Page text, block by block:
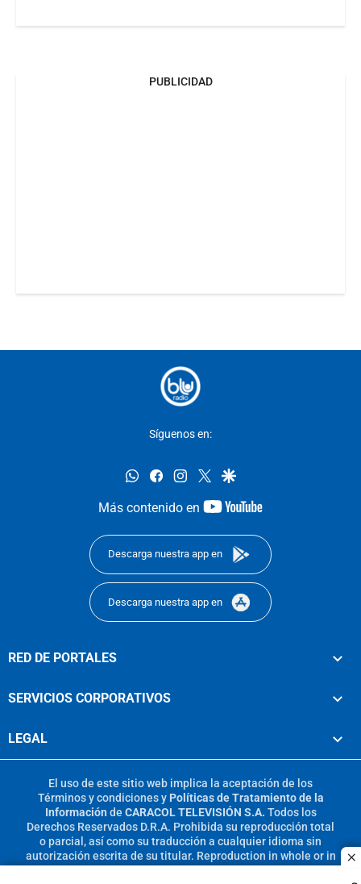
PUBLICIDAD
Síguenos en:
whatsappfacebookinstagram
twittergoogle
Más contenido en
youtube-
Descarga nuestra app en
Descarga nuestra app en
RED DE PORTALES
SERVICIOS CORPORATIVOS
LEGAL
El uso de este sitio web implica la aceptación de los
Términos y condicionesy Políticas de Tratamiento de la
Información de CARACOL TELEVISIÓN S.A. Todos los
Derechos Reservados D.R.A. Prohibida su reproducción total
o parcial, así como su traducción a cualquier idioma sin
autorización escrita de su titular. Reproduction in whole or in